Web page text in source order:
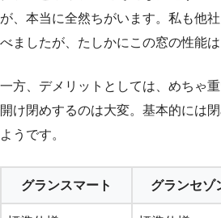
が、本当に全然ちがいます。私も他
べましたが、たしかにこの窓の性能は
一方、デメリットとしては、めちゃ
開け閉めするのは大変。基本的には
ようです。
グランスマート グランセゾ